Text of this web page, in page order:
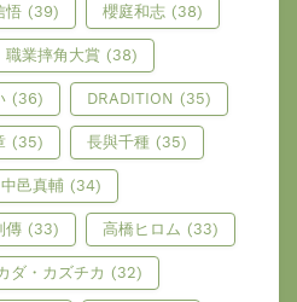
悟 (39) 櫻庭和志 (38)
職業摔角大賞 (38)
(36) DRADITION (35)
(35) 長與千種 (35)
中邑真輔 (34)
傳 (33) 高橋ヒロム (33)
ダ・カズチカ (32)